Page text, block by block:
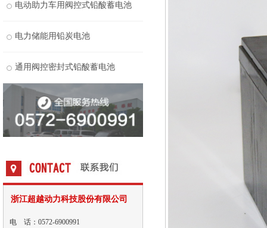
电动助力车用阀控式铅酸蓄电池
电力储能用铅炭电池
通用阀控密封式铅酸蓄电池
浙江超越动力科技股份有限公司
电 话：0572-6900991